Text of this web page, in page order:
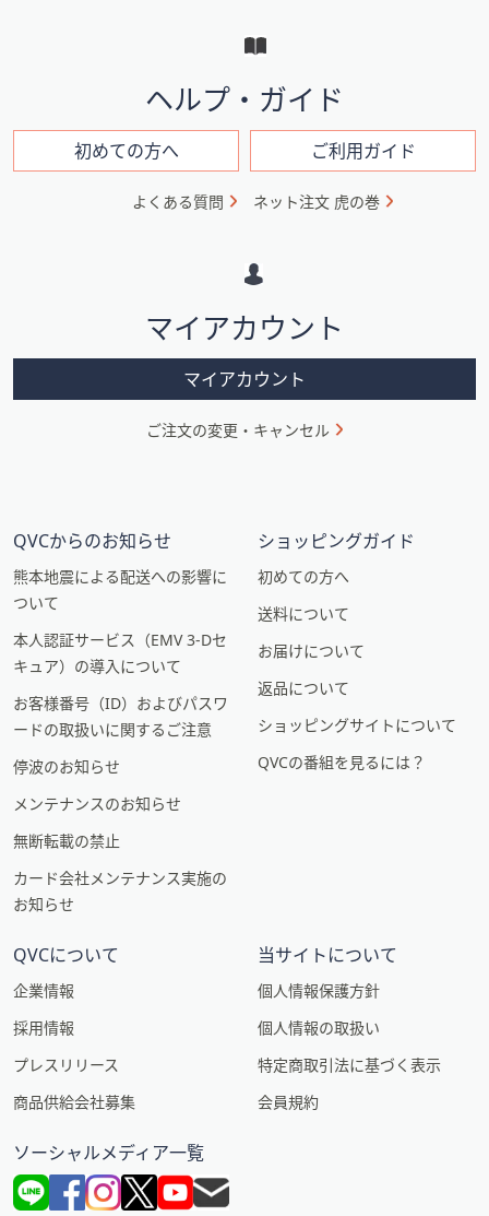
ン
ン
ヘルプ・ガイド
初めての方へ ご利用ガイド
よくある質問 ネット注文 虎の巻
マイアカウント
マイアカウント
ご注文の変更・キャンセル
QVCからのお知らせ
熊本地震による配送への影響に
ついて
本人認証サービス（EMV 3-Dセ
キュア）の導入について
お客様番号（ID）およびパスワ
ードの取扱いに関するご注意
停波のお知らせ
メンテナンスのお知らせ
無断転載の禁止
カード会社メンテナンス実施の
お知らせ
ショッピングガイド
初めての方へ
送料について
お届けについて
返品について
ショッピングサイトについて
QVCの番組を見るには？
QVCについて
企業情報
採用情報
プレスリリース
商品供給会社募集
当サイトについて
個人情報保護方針
個人情報の取扱い
特定商取引法に基づく表示
会員規約
ソーシャルメディア一覧